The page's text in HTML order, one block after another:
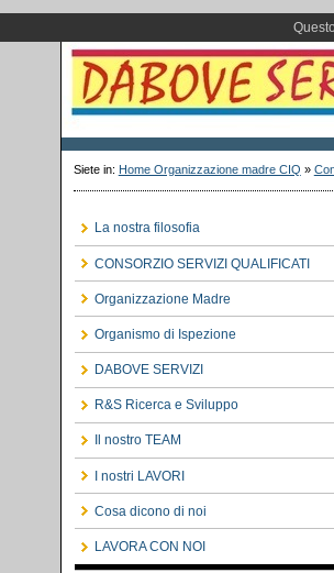
Siete in: Home Organizzazione madre CIQ »
La nostra filosofia
CONSORZIO SERVIZI QUALIFICATI
Organizzazione Madre
Organismo di Ispezione
DABOVE SERVIZI
R&S Ricerca e Sviluppo
Il nostro TEAM
I nostri LAVORI
Cosa dicono di noi
LAVORA CON NOI